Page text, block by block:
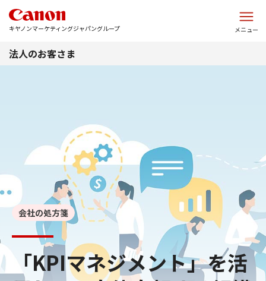
キヤノンマーケティングジャパングループ メニュー
法人のお客さま
「KPIマネジメント」を活
会社の処方箋